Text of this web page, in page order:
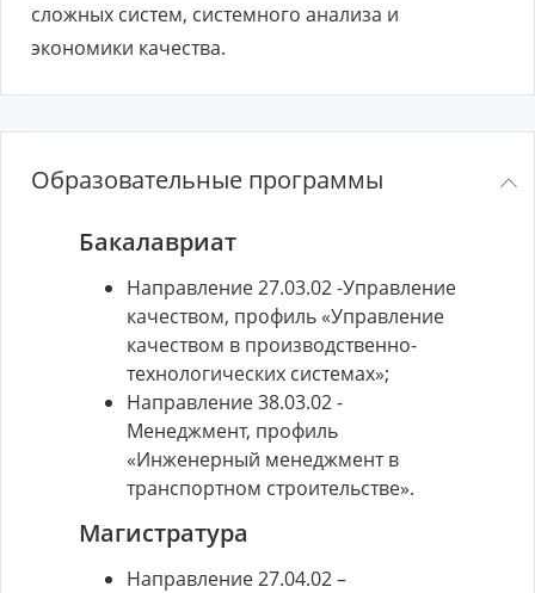
сложных систем, системного анализа и
экономики качества.
Образовательные программы
Бакалавриат
Направление 27.03.02 -Управление
качеством, профиль «Управление
качеством в производственно-
технологических системах»;
Направление 38.03.02 -
Менеджмент, профиль
«Инженерный менеджмент в
транспортном строительстве».
Магистратура
Направление 27.04.02 –